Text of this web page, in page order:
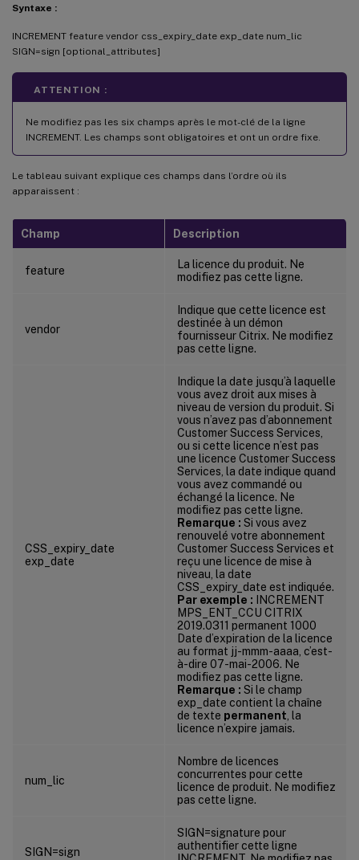
Syntaxe :
INCREMENT feature vendor css_expiry_date exp_date num_lic
SIGN=sign [optional_attributes]
ATTENTION :
Ne modifiez pas les six champs après le mot-clé de la ligne
INCREMENT. Les champs sont obligatoires et ont un ordre fixe.
Le tableau suivant explique ces champs dans l’ordre où ils
apparaissent :
Champ Description
feature
La licence du produit. Ne
modifiez pas cette ligne.
vendor
Indique que cette licence est
destinée à un démon
fournisseur Citrix. Ne modifiez
pas cette ligne.
CSS_expiry_date
exp_date
Indique la date jusqu’à laquelle
vous avez droit aux mises à
niveau de version du produit. Si
vous n’avez pas d’abonnement
Customer Success Services,
ou si cette licence n’est pas
une licence Customer Success
Services, la date indique quand
vous avez commandé ou
échangé la licence. Ne
modifiez pas cette ligne.
Remarque : Si vous avez
renouvelé votre abonnement
Customer Success Services et
reçu une licence de mise à
niveau, la date
CSS_expiry_date est indiquée.
Par exemple : INCREMENT
MPS_ENT_CCU CITRIX
2019.0311 permanent 1000
Date d’expiration de la licence
au format jj-mmm-aaaa, c’est-
à-dire 07-mai-2006. Ne
modifiez pas cette ligne.
Remarque : Si le champ
exp_date contient la chaîne
de texte permanent, la
licence n’expire jamais.
num_lic
Nombre de licences
concurrentes pour cette
licence de produit. Ne modifiez
pas cette ligne.
SIGN=sign
SIGN=signature pour
authentifier cette ligne